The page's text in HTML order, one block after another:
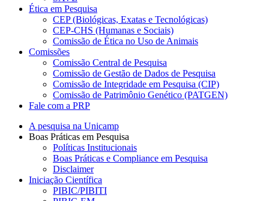
Ética em Pesquisa
CEP (Biológicas, Exatas e Tecnológicas)
CEP-CHS (Humanas e Sociais)
Comissão de Ética no Uso de Animais
Comissões
Comissão Central de Pesquisa
Comissão de Gestão de Dados de Pesquisa
Comissão de Integridade em Pesquisa (CIP)
Comissão de Patrimônio Genético (PATGEN)
Fale com a PRP
A pesquisa na Unicamp
Boas Práticas em Pesquisa
Políticas Institucionais
Boas Práticas e Compliance em Pesquisa
Disclaimer
Iniciação Científica
PIBIC/PIBITI